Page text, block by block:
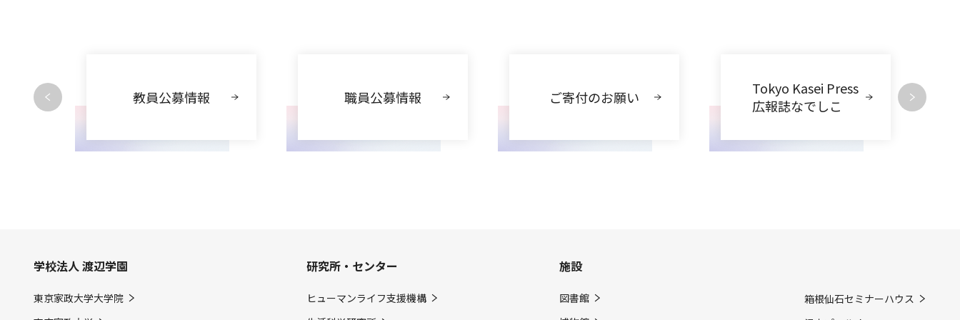
教員公募情報 職員公募情報 ご寄付のお願い
Tokyo Kasei Press
広報誌なでしこ
学校法人 渡辺学園
東京家政大学大学院
研究所・センター
ヒューマンライフ支援機構
施設
図書館
箱根仙石セミナーハウス